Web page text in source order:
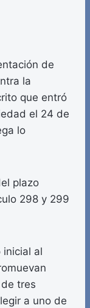
de
la
que entró
el 24 de
lo
plazo
298 y 299
inicial al
tres
a uno de